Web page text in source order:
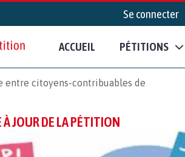
Se connecter
ACCUEIL PÉTITIONS
entre citoyens-contribuables de
À JOUR DE LA PÉTITION